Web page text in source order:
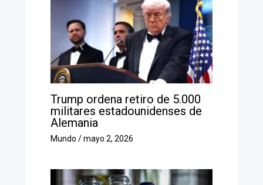
Trump ordena retiro de 5.000
militares estadounidenses de
Alemania
Mundo /mayo 2, 2026